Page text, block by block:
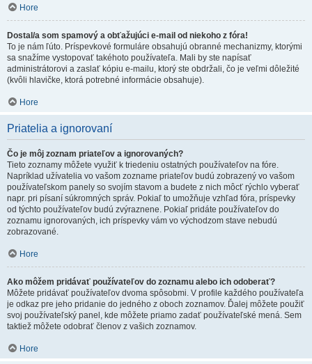
Hore
Dostal/a som spamový a obťažujúci e-mail od niekoho z fóra!
To je nám ľúto. Príspevkové formuláre obsahujú obranné mechanizmy, ktorými
sa snažíme vystopovať takéhoto používateľa. Mali by ste napísať
administrátorovi a zaslať kópiu e-mailu, ktorý ste obdržali, čo je veľmi dôležité
(kvôli hlavičke, ktorá potrebné informácie obsahuje).
Hore
Priatelia a ignorovaní
Čo je môj zoznam priateľov a ignorovaných?
Tieto zoznamy môžete využiť k triedeniu ostatných používateľov na fóre.
Napríklad užívatelia vo vašom zozname priateľov budú zobrazený vo vašom
používateľskom panely so svojím stavom a budete z nich môcť rýchlo vyberať
napr. pri písaní súkromných správ. Pokiaľ to umožňuje vzhľad fóra, príspevky
od týchto používateľov budú zvýraznene. Pokiaľ pridáte používateľov do
zoznamu ignorovaných, ich príspevky vám vo východzom stave nebudú
zobrazované.
Hore
Ako môžem pridávať používateľov do zoznamu alebo ich odoberať?
Môžete pridávať používateľov dvoma spôsobmi. V profile každého používateľa
je odkaz pre jeho pridanie do jedného z oboch zoznamov. Ďalej môžete použiť
svoj používateľský panel, kde môžete priamo zadať používateľské mená. Sem
taktiež môžete odobrať členov z vašich zoznamov.
Hore